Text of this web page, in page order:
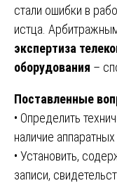
стали ошибки в
истца.
экспертиза
оборудования –
Поставленные
• Определить
наличие
• Установить,
записи,